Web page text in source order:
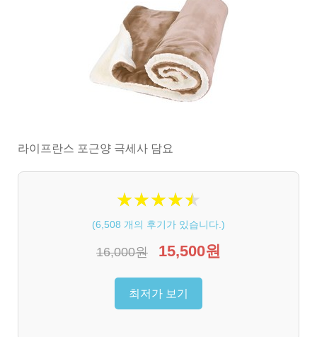
라이프란스 포근양 극세사 담요
★★★★★
★★★★★
(6,508 개의 후기가 있습니다.)
16,000원 15,500원
최저가 보기